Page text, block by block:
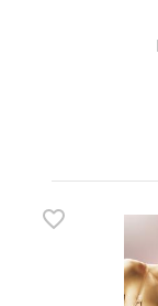
favorite_border